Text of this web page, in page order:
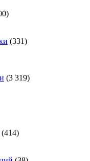
(331)
(3 319)
(414)